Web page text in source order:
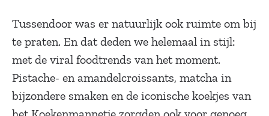
Tussendoor was er natuurlijk ook ruimte om bij
te praten. En dat deden we helemaal in stijl:
met de viral foodtrends van het moment.
Pistache- en amandelcroissants, matcha in
bijzondere smaken en de iconische koekjes van